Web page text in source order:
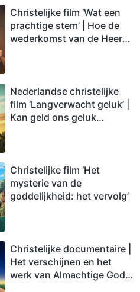
Christelijke film ‘Wat een
prachtige stem’ | Hoe de
wederkomst van de Heer
Nederlandse christelijke
film ‘Langverwacht geluk’ |
Kan geld ons geluk
Christelijke film ‘Het
mysterie van de
goddelijkheid: het vervolg’
Christelijke documentaire |
Het verschijnen en het
werk van Almachtige God –